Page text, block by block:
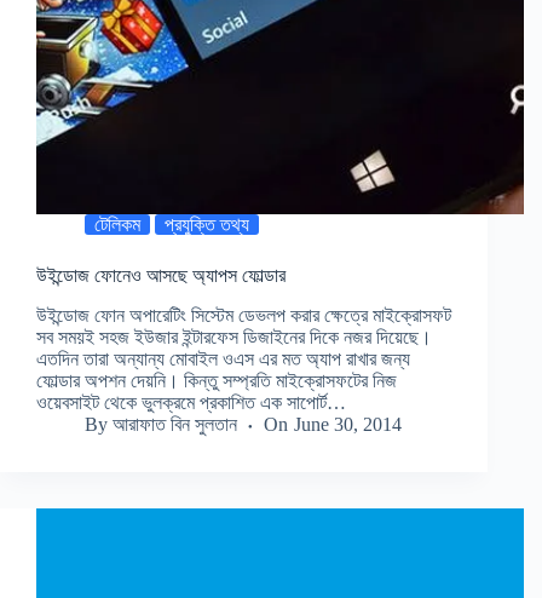
টেলিকম প্রযুক্তি তথ্য
উইন্ডোজ ফোনেও আসছে অ্যাপস ফোল্ডার
উইন্ডোজ ফোন অপারেটিং সিস্টেম ডেভলপ করার ক্ষেত্রে মাইক্রোসফট
সব সময়ই সহজ ইউজার ইন্টারফেস ডিজাইনের দিকে নজর দিয়েছে।
এতদিন তারা অন্যান্য মোবাইল ওএস এর মত অ্যাপ রাখার জন্য
ফোল্ডার অপশন দেয়নি। কিন্তু সম্প্রতি মাইক্রোসফটের নিজ
ওয়েবসাইট থেকে ভুলক্রমে প্রকাশিত এক সাপোর্ট…
By আরাফাত বিন সুলতান On June 30, 2014